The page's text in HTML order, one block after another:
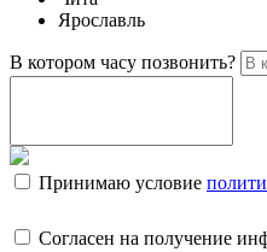
Ярославль
В котором часу позвонить?
Принимаю условие
Согласен на получение